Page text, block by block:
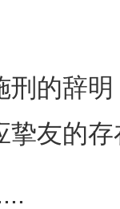
的辞明
挚友的